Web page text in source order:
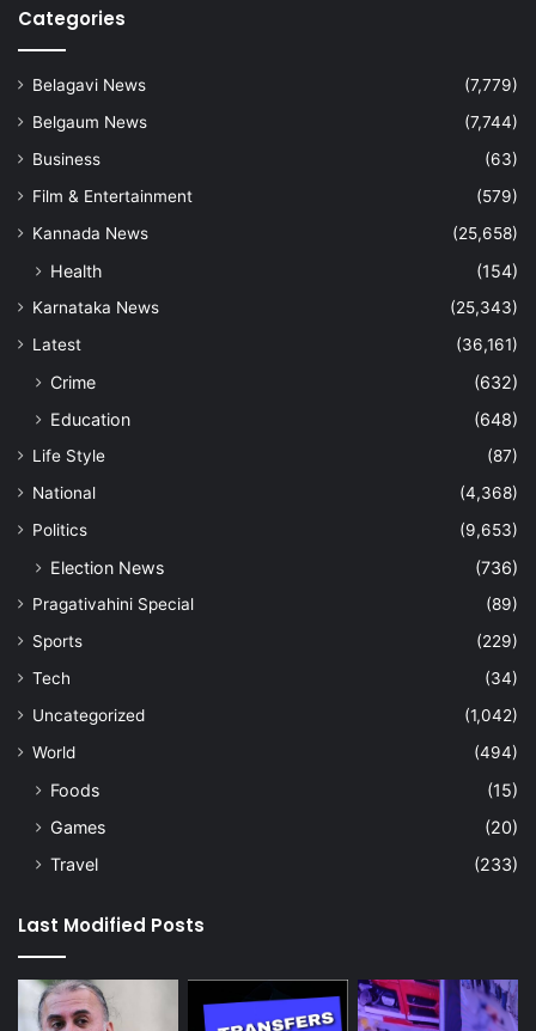
Categories
Belagavi News
(7,779)
Belgaum News
(7,744)
Business
(63)
Film & Entertainment
(579)
Kannada News
(25,658)
Health (154)
Karnataka News
(25,343)
Latest
(36,161)
Crime
(632)
Education
(648)
Life Style
(87)
National
(4,368)
Politics
(9,653)
Election News (736)
Pragativahini Special
(89)
Sports
(229)
Tech
(34)
Uncategorized
(1,042)
World
(494)
Foods
(15)
Games
(20)
Travel
(233)
Last Modified Posts